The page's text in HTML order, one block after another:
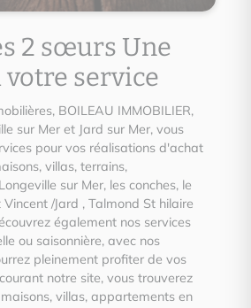
2 sœurs Une
service
BOILEAU IMMOBILIER,
sur Mer et Jard sur Mer, vous
pour vos réalisations d'achat
villas, terrains,
sur Mer, les conches, le
Vincent /Jard , Talmond St hilaire
également nos services
ou saisonnière, avec nos
pleinement profiter de vos
notre site, vous trouverez
villas, appartements en